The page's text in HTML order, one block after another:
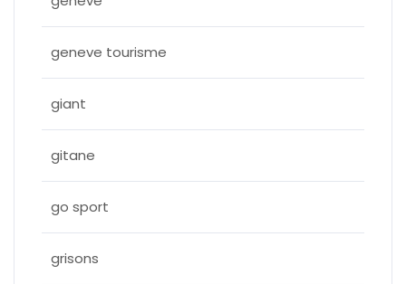
geneve tourisme
giant
gitane
go sport
grisons